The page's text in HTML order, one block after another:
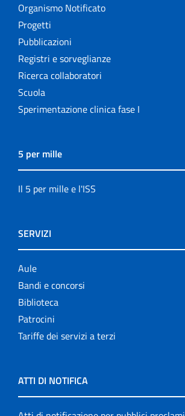
Organismo Notificato
Progetti
Pubblicazioni
Registri e sorveglianze
Ricerca collaboratori
Scuola
Sperimentazione clinica fase I
5 per mille
Il 5 per mille e l'ISS
SERVIZI
Aule
Bandi e concorsi
Biblioteca
Patrocini
Tariffe dei servizi a terzi
ATTI DI NOTIFICA